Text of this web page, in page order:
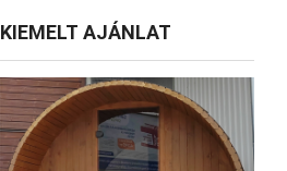
KIEMELT AJÁNLAT